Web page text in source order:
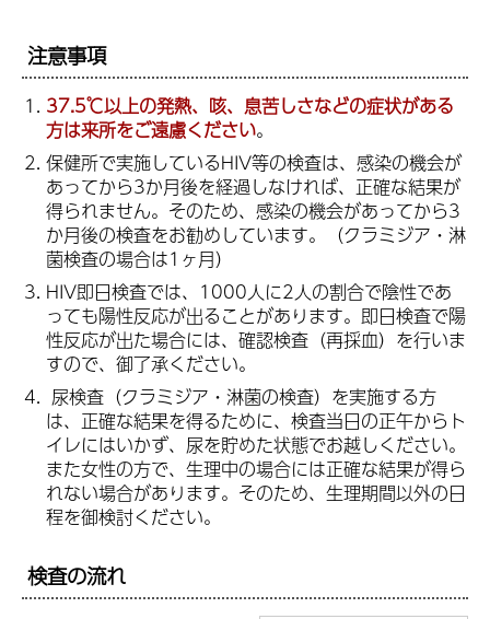
注意事項
37.5℃以上の発熱、咳、息苦しさなどの症状がある
方は来所をご遠慮ください。
保健所で実施しているHIV等の検査は、感染の機会が
あってから3か月後を経過しなければ、正確な結果が
得られません。そのため、感染の機会があってから3
か月後の検査をお勧めしています。（クラミジア・淋
菌検査の場合は1ヶ月）
HIV即日検査では、1000人に2人の割合で陰性であ
っても陽性反応が出ることがあります。即日検査で陽
性反応が出た場合には、確認検査（再採血）を行いま
すので、御了承ください。
尿検査（クラミジア・淋菌の検査）を実施する方
は、正確な結果を得るために、検査当日の正午からト
イレにはいかず、尿を貯めた状態でお越しください。
また女性の方で、生理中の場合には正確な結果が得ら
れない場合があります。そのため、生理期間以外の日
程を御検討ください。
検査の流れ